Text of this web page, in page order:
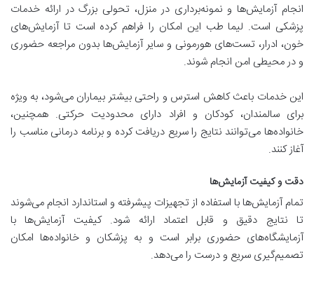
انجام آزمایش‌ها و نمونه‌برداری در منزل، تحولی بزرگ در ارائه خدمات
پزشکی است. لیما طب این امکان را فراهم کرده است تا آزمایش‌های
خون، ادرار، تست‌های هورمونی و سایر آزمایش‌ها بدون مراجعه حضوری
و در محیطی امن انجام شوند.
این خدمات باعث کاهش استرس و راحتی بیشتر بیماران می‌شود، به ویژه
برای سالمندان، کودکان و افراد دارای محدودیت حرکتی. همچنین،
خانواده‌ها می‌توانند نتایج را سریع دریافت کرده و برنامه درمانی مناسب را
آغاز کنند.
دقت و کیفیت آزمایش‌ها
تمام آزمایش‌ها با استفاده از تجهیزات پیشرفته و استاندارد انجام می‌شوند
تا نتایج دقیق و قابل اعتماد ارائه شود. کیفیت آزمایش‌ها با
آزمایشگاه‌های حضوری برابر است و به پزشکان و خانواده‌ها امکان
تصمیم‌گیری سریع و درست را می‌دهد.